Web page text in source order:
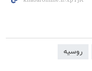
روسیه